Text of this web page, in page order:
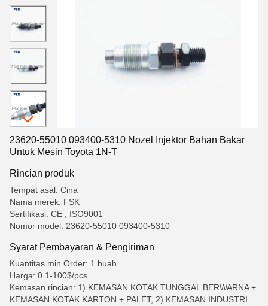
23620-55010 093400-5310 Nozel Injektor Bahan Bakar
Untuk Mesin Toyota 1N-T
Rincian produk
Tempat asal: Cina
Nama merek: FSK
Sertifikasi: CE , ISO9001
Nomor model: 23620-55010 093400-5310
Syarat Pembayaran & Pengiriman
Kuantitas min Order: 1 buah
Harga: 0.1-100$/pcs
Kemasan rincian: 1) KEMASAN KOTAK TUNGGAL BERWARNA +
KEMASAN KOTAK KARTON + PALET, 2) KEMASAN INDUSTRI